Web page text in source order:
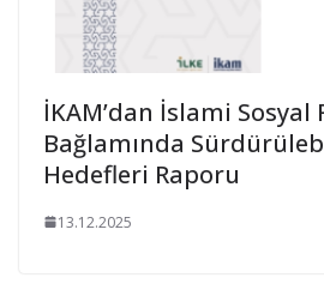
İKAM’dan İslami Sosyal
Bağlamında
Hedefleri Raporu
13.12.2025